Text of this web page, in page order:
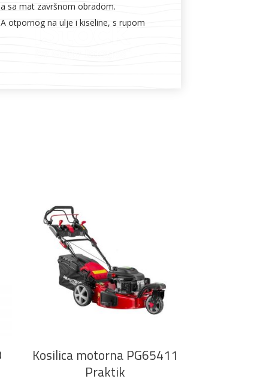
sa mat završnom obradom.
otpornog na ulje i kiseline, s rupom
DODAJ U KOŠARICU
Kosilica motorna PG65411
Praktik